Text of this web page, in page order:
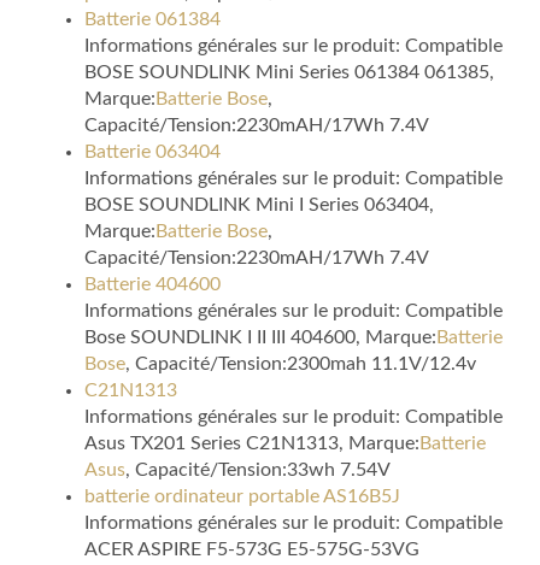
Batterie 061384
Informations générales sur le produit: Compatible
BOSE SOUNDLINK Mini Series 061384 061385,
Marque: Batterie Bose,
Capacité/Tension:2230mAH/17Wh 7.4V
Batterie 063404
Informations générales sur le produit: Compatible
BOSE SOUNDLINK Mini I Series 063404,
Marque: Batterie Bose,
Capacité/Tension:2230mAH/17Wh 7.4V
Batterie 404600
Informations générales sur le produit: Compatible
Bose SOUNDLINK I II III 404600, Marque: Batterie
Bose, Capacité/Tension:2300mah 11.1V/12.4v
C21N1313
Informations générales sur le produit: Compatible
Asus TX201 Series C21N1313, Marque: Batterie
Asus, Capacité/Tension:33wh 7.54V
batterie ordinateur portable AS16B5J
Informations générales sur le produit: Compatible
ACER ASPIRE F5-573G E5-575G-53VG